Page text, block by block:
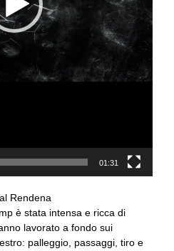
01:31
Rendena
è stata intensa e ricca di
lavorato a fondo sui
palleggio, passaggi, tiro e